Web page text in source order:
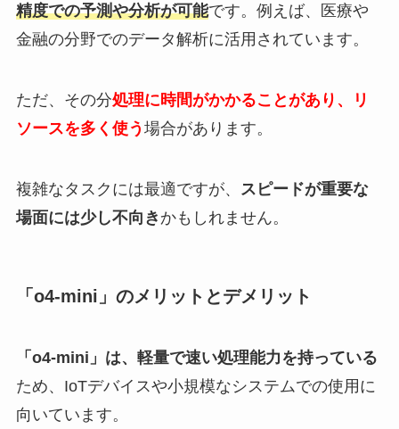
精度での予測や分析が可能です。例えば、医療や
金融の分野でのデータ解析に活用されています。
ただ、その分処理に時間がかかることがあり、リ
ソースを多く使う 場合があります。
複雑なタスクには最適ですが、
スピードが重要な
場面には少し不向き かもしれません。
「o4-mini」のメリットとデメリット
「o4-mini」は、軽量で速い処理能力を持っている
ため、IoTデバイスや小規模なシステムでの使用に
向いています。